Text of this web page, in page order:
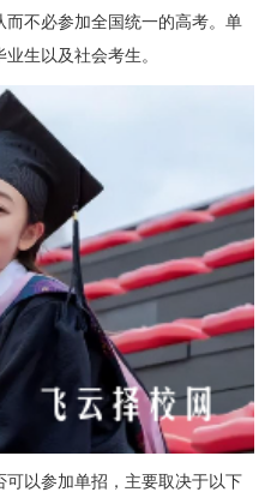
不必参加全国统一的高考。单
生以及社会考生。
以参加单招，主要取决于以下